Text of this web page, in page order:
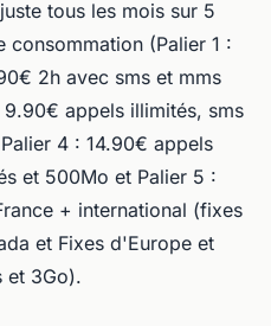
tous les mois sur 5
(Palier 1 :
2h avec sms et mms
9.90€ appels illimités, sms
4 : 14.90€ appels
et 500Mo et Palier 5 :
+ international (fixes
et Fixes d'Europe et
et 3Go).